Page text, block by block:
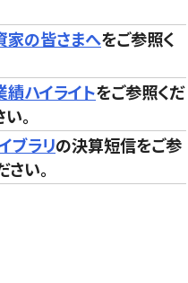
家の皆さまへをご参照く
績ハイライトをご参照くだ
い。
ブラリの決算短信をご参
さい。